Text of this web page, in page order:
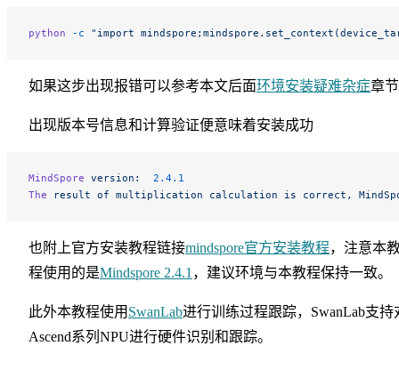
python -c "import
如果这步出现报错可以参考本文后面环境安装疑难杂症章节
出现版本号信息和计算验证便意味着安装成功
MindSpore version:
  2.4.1
The result of multiplication calculation is correct,
也附上官方安装教程链接mindspore官方安装教程，注意本
程使用的是Mindspore 2.4.1 ，建议环境与本教程保持一致。
此外本教程使用 SwanLab进行训练过程跟踪，SwanLab支持
Ascend系列NPU进行硬件识别和跟踪。